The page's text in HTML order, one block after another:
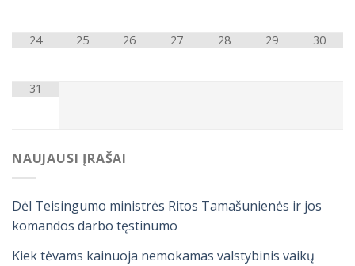
24 25 26 27 28 29 30
31
NAUJAUSI ĮRAŠAI
Dėl Teisingumo ministrės Ritos Tamašunienės ir jos
komandos darbo tęstinumo
Kiek tėvams kainuoja nemokamas valstybinis vaikų